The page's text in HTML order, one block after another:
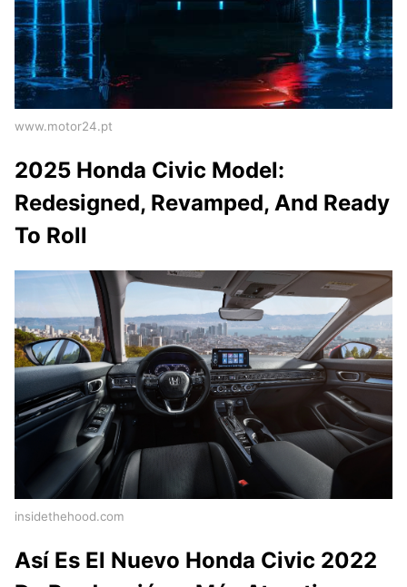
www.motor24.pt
2025 Honda Civic Model:
Redesigned, Revamped, And Ready
To Roll
insidethehood.com
Así Es El Nuevo Honda Civic 2022